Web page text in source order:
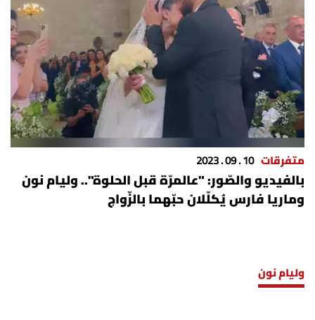
شروط الإشتراك
Digital solutions by
متفرقات 10 . 09 . 2023
بالفيديو والصّور: "عالمرّة قبل الحلوة".. وليام نون
وماريا فارس يُكلّلان حبّهما بالزّواج
وليام نون